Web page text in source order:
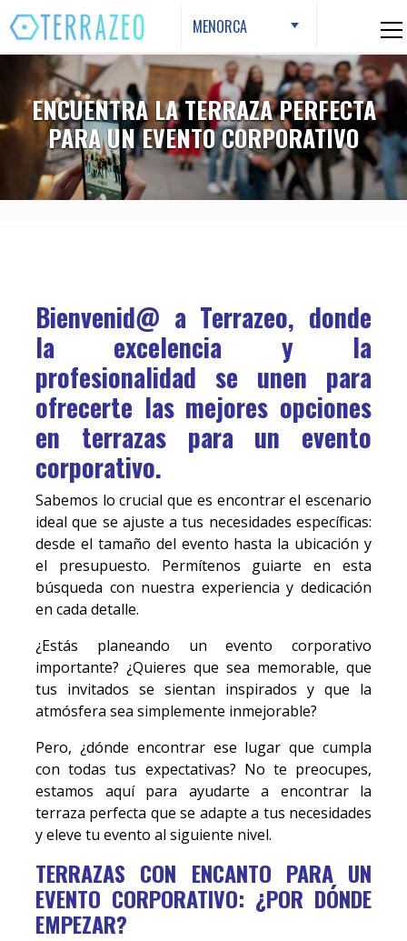
Skip
to
content
MENORCA
ENCUENTRA LA TERRAZA PERFECTA
PARA UN EVENTO CORPORATIVO
Bienvenid@ a Terrazeo, donde
la excelencia y la
profesionalidad se unen para
ofrecerte las mejores opciones
en terrazas para un evento
corporativo.
Sabemos lo crucial que es encontrar el escenario
ideal que se ajuste a tus necesidades específicas:
desde el tamaño del evento hasta la ubicación y
el presupuesto. Permítenos guiarte en esta
búsqueda con nuestra experiencia y dedicación
en cada detalle.
¿Estás planeando un evento corporativo
importante? ¿Quieres que sea memorable, que
tus invitados se sientan inspirados y que la
atmósfera sea simplemente inmejorable?
Pero, ¿dónde encontrar ese lugar que cumpla
con todas tus expectativas? No te preocupes,
estamos aquí para ayudarte a encontrar la
terraza perfecta que se adapte a tus necesidades
y eleve tu evento al siguiente nivel.
TERRAZAS CON ENCANTO PARA UN
EVENTO CORPORATIVO: ¿POR DÓNDE
EMPEZAR?